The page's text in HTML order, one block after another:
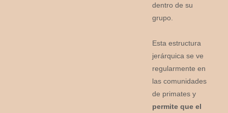
dentro de su
grupo.
Esta estructura
jerárquica se ve
regularmente en
las comunidades
de primates y
permite que el